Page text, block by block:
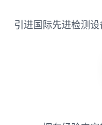
引进国际先进检测